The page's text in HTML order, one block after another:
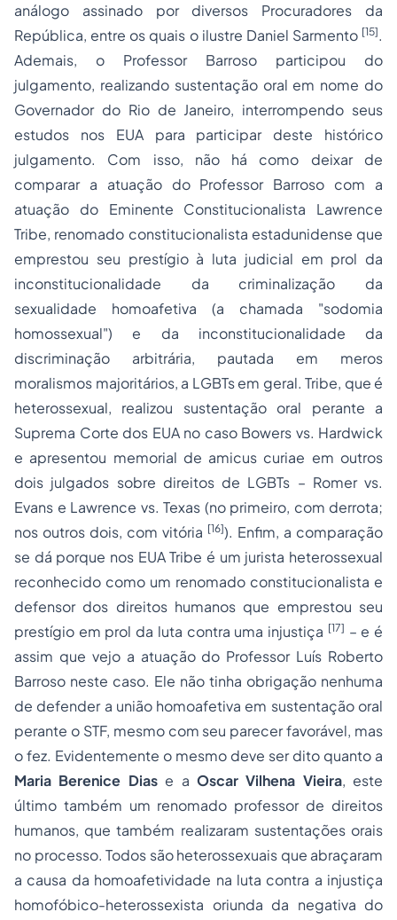
análogo assinado por diversos Procuradores da
República, entre os quais o ilustre Daniel Sarmento [15].
Ademais, o Professor Barroso participou do
julgamento, realizando sustentação oral em nome do
Governador do Rio de Janeiro, interrompendo seus
estudos nos EUA para participar deste histórico
julgamento. Com isso, não há como deixar de
comparar a atuação do Professor Barroso com a
atuação do Eminente Constitucionalista Lawrence
Tribe, renomado constitucionalista estadunidense que
emprestou seu prestígio à luta judicial em prol da
inconstitucionalidade da criminalização da
sexualidade homoafetiva (a chamada "sodomia
homossexual") e da inconstitucionalidade da
discriminação arbitrária, pautada em meros
moralismos majoritários, a LGBTs em geral. Tribe, que é
heterossexual, realizou sustentação oral perante a
Suprema Corte dos EUA no caso Bowers vs. Hardwick
e apresentou memorial de amicus curiae em outros
dois julgados sobre direitos de LGBTs – Romer vs.
Evans e Lawrence vs. Texas (no primeiro, com derrota;
nos outros dois, com vitória [16]). Enfim, a comparação
se dá porque nos EUA Tribe é um jurista heterossexual
reconhecido como um renomado constitucionalista e
defensor dos direitos humanos que emprestou seu
prestígio em prol da luta contra uma injustiça [17] – e é
assim que vejo a atuação do Professor Luís Roberto
Barroso neste caso. Ele não tinha obrigação nenhuma
de defender a união homoafetiva em sustentação oral
perante o STF, mesmo com seu parecer favorável, mas
o fez. Evidentemente o mesmo deve ser dito quanto a
Maria Berenice Diase a Oscar Vilhena Vieira, este
último também um renomado professor de direitos
humanos, que também realizaram sustentações orais
no processo. Todos são heterossexuais que abraçaram
a causa da homoafetividade na luta contra a injustiça
homofóbico-heterossexista oriunda da negativa do